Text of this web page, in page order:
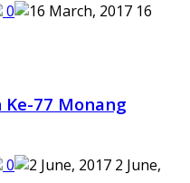
0
16
77 Monang
0
2 June,